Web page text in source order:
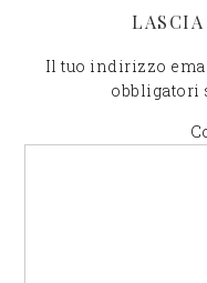
Il tuo indirizzo
obbligatori